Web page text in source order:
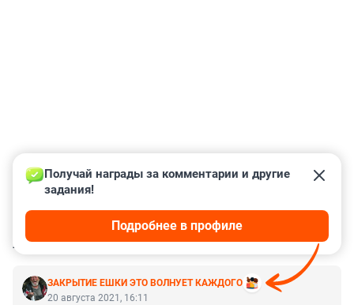
КОММЕНТАРИИ 14
ЗАКРЫТИЕ ЕШКИ ЭТО ВОЛНУЕТ КАЖДОГО
Получай награды за комментарии и другие
задания!
Подробнее в профиле
20 августа 2021, 16:11